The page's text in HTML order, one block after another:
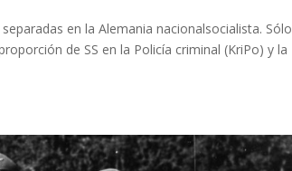
en la Alemania nacionalsocialista. Sólo
de SS en la Policía criminal (KriPo) y la